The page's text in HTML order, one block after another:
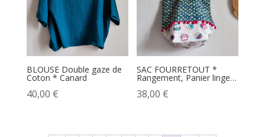
BLOUSE Double gaze de
Coton * Canard
40,00 €
SAC FOURRETOUT *
Rangement, Panier linge…
38,00 €